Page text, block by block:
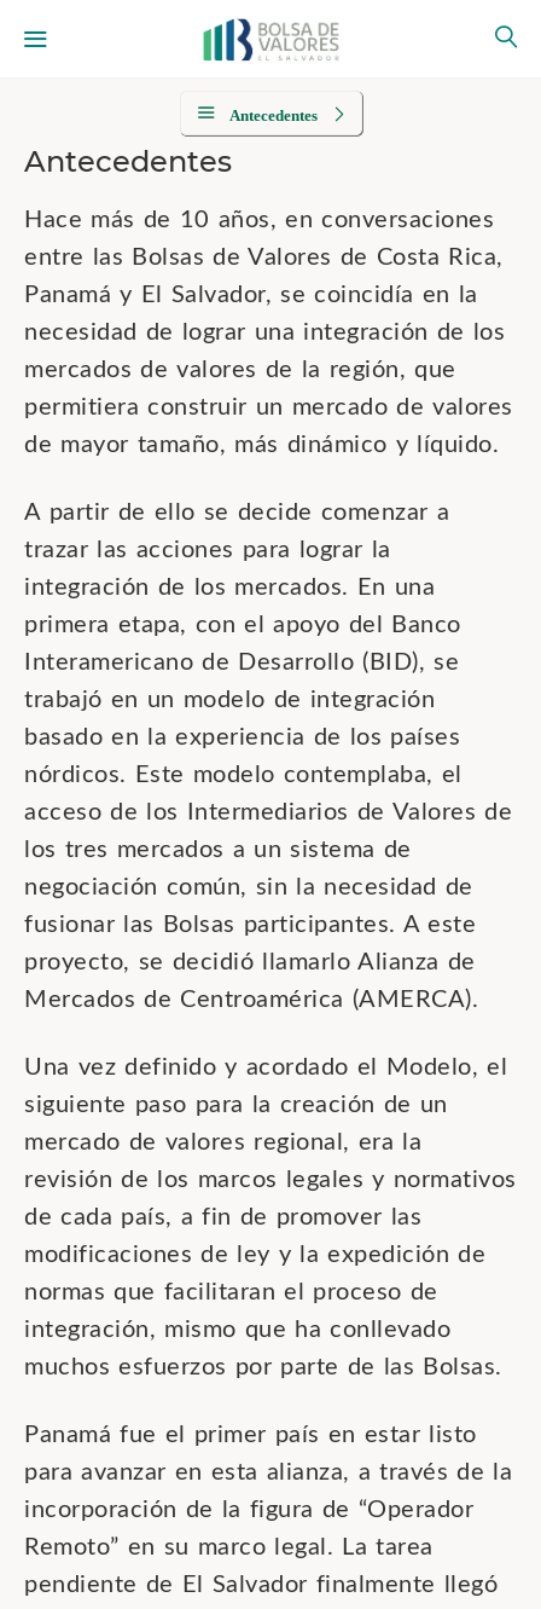
Antecedentes
Antecedentes
Hace más de 10 años, en conversaciones
entre las Bolsas de Valores de Costa Rica,
Panamá y El Salvador, se coincidía en la
necesidad de lograr una integración de los
mercados de valores de la región, que
permitiera construir un mercado de valores
de mayor tamaño, más dinámico y líquido.
A partir de ello se decide comenzar a
trazar las acciones para lograr la
integración de los mercados. En una
primera etapa, con el apoyo del Banco
Interamericano de Desarrollo (BID), se
trabajó en un modelo de integración
basado en la experiencia de los países
nórdicos. Este modelo contemplaba, el
acceso de los Intermediarios de Valores de
los tres mercados a un sistema de
negociación común, sin la necesidad de
fusionar las Bolsas participantes. A este
proyecto, se decidió llamarlo Alianza de
Mercados de Centroamérica (AMERCA).
Una vez definido y acordado el Modelo, el
siguiente paso para la creación de un
mercado de valores regional, era la
revisión de los marcos legales y normativos
de cada país, a fin de promover las
modificaciones de ley y la expedición de
normas que facilitaran el proceso de
integración, mismo que ha conllevado
muchos esfuerzos por parte de las Bolsas.
Panamá fue el primer país en estar listo
para avanzar en esta alianza, a través de la
incorporación de la figura de “Operador
Remoto” en su marco legal. La tarea
pendiente de El Salvador finalmente llegó